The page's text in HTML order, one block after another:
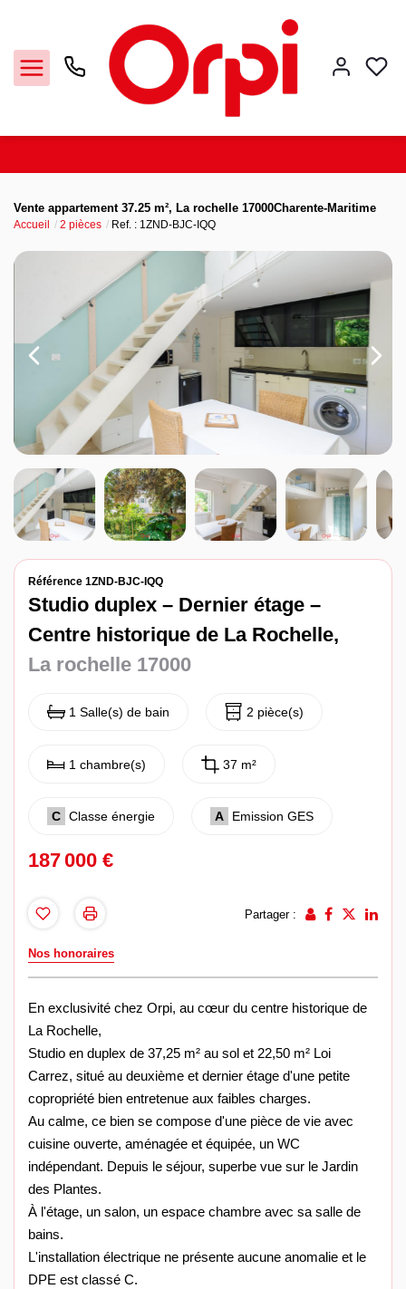
La Rochelle
Notre agence
Nos offres
Contact
Vente appartement 37.25 m², La rochelle 17000Charente-Maritime
Accueil 2 pièces Ref. : 1ZND-BJC-IQQ
Référence 1ZND-BJC-IQQ
Studio duplex – Dernier étage –
Centre historique de La Rochelle,
La rochelle 17000
1 Salle(s) de bain 2 pièce(s)
1 chambre(s) 37 m²
C Classe énergie A Emission GES
187 000 €
Partager :
Nos honoraires
En exclusivité chez Orpi, au cœur du centre historique de
La Rochelle,
Studio en duplex de 37,25 m² au sol et 22,50 m² Loi
Carrez, situé au deuxième et dernier étage d'une petite
copropriété bien entretenue aux faibles charges.
Au calme, ce bien se compose d'une pièce de vie avec
cuisine ouverte, aménagée et équipée, un WC
indépendant. Depuis le séjour, superbe vue sur le Jardin
des Plantes.
À l'étage, un salon, un espace chambre avec sa salle de
bains.
L'installation électrique ne présente aucune anomalie et le
DPE est classé C.